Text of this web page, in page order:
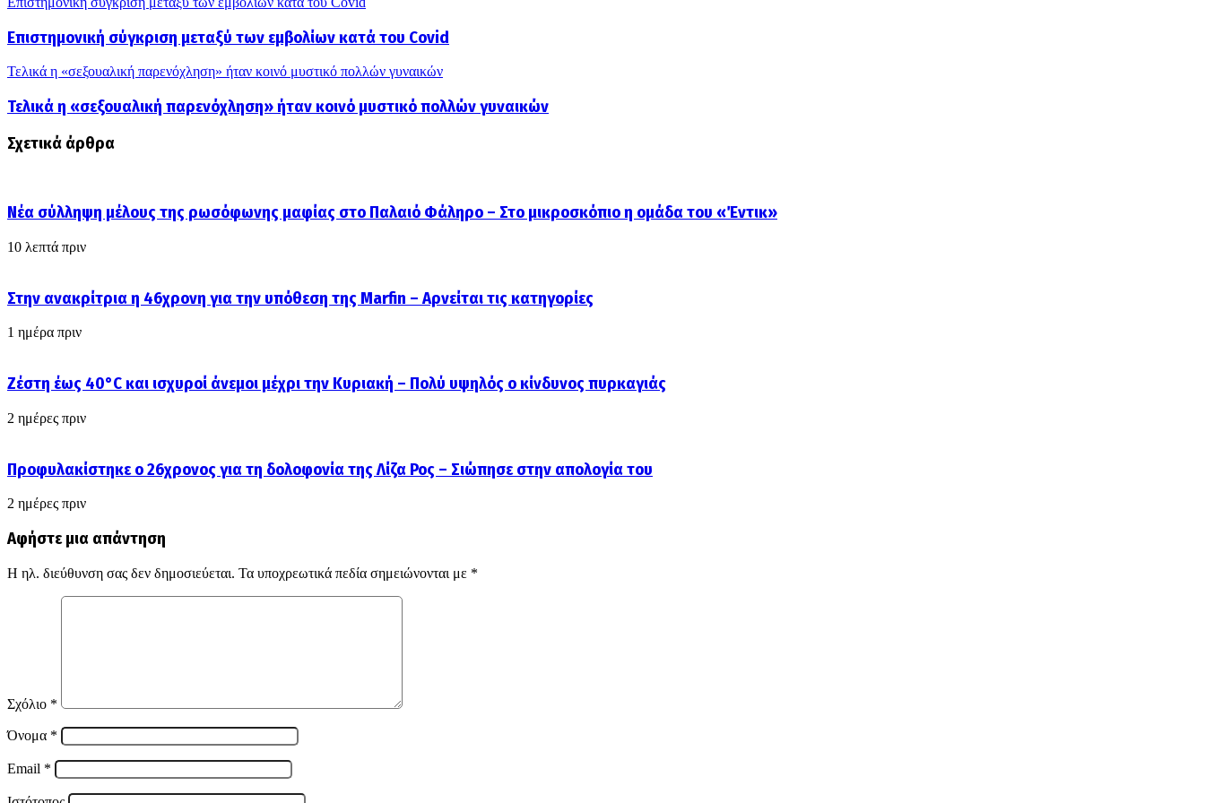
Επιστημονική σύγκριση μεταξύ των εμβολίων κατά του Covid
Τελικά η «σεξουαλική παρενόχληση» ήταν κοινό μυστικό πολλών γυναικών
Τελικά η «σεξουαλική παρενόχληση» ήταν κοινό μυστικό πολλών γυναικών
Σχετικά άρθρα
Νέα σύλληψη μέλους της ρωσόφωνης μαφίας στο Παλαιό Φάληρο – Στο μικροσκόπιο η ομάδα του «Έντικ»
10 λεπτά πριν
Στην ανακρίτρια η 46χρονη για την υπόθεση της Marfin – Αρνείται τις κατηγορίες
1 ημέρα πριν
Ζέστη έως 40°C και ισχυροί άνεμοι μέχρι την Κυριακή – Πολύ υψηλός ο κίνδυνος πυρκαγιάς
2 ημέρες πριν
Προφυλακίστηκε ο 26χρονος για τη δολοφονία της Λίζα Ρος – Σιώπησε στην απολογία του
2 ημέρες πριν
Αφήστε μια απάντηση
Η ηλ. διεύθυνση σας δεν δημοσιεύεται. Τα υποχρεωτικά πεδία σημειώνονται με *
Σχόλιο *
Όνομα *
Email *